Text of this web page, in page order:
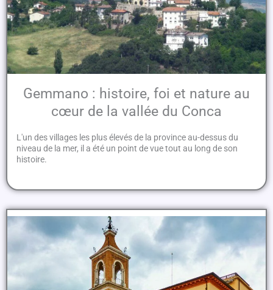
Gemmano : histoire, foi et nature au
cœur de la vallée du Conca
L'un des villages les plus élevés de la province au-dessus du
niveau de la mer, il a été un point de vue tout au long de son
histoire.